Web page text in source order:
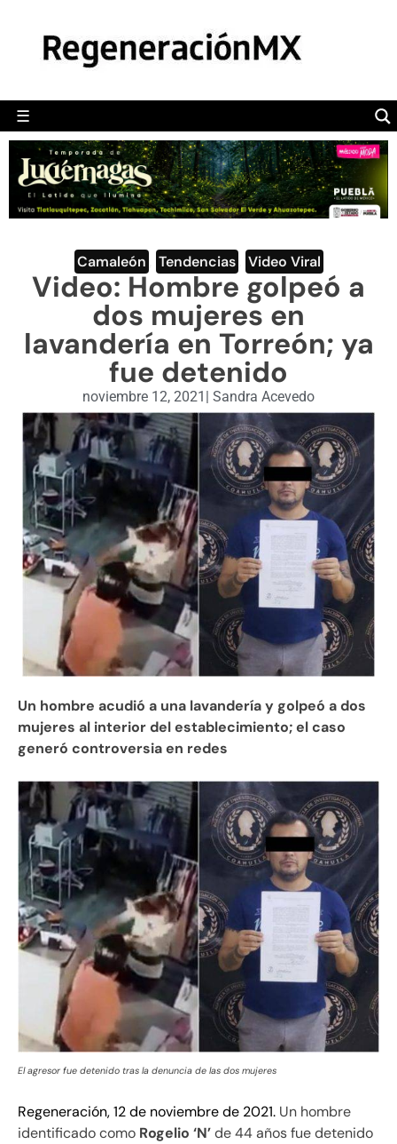
☰
POLÍTICA
CAMALEÓN
OPINIÓN
DEPORTES
ENGLISH SECTION
VIDEOS
Camaleón Tendencias Video Viral
Video: Hombre golpeó a
dos mujeres en
lavandería en Torreón; ya
fue detenido
noviembre 12, 2021 | Sandra Acevedo
Un hombre acudió a una lavandería y golpeó a dos
mujeres al interior del establecimiento; el caso
generó controversia en redes
El agresor fue detenido tras la denuncia de las dos mujeres
Regeneración, 12 de noviembre de 2021. Un hombre
identificado como Rogelio ‘N’de 44 años fue detenido